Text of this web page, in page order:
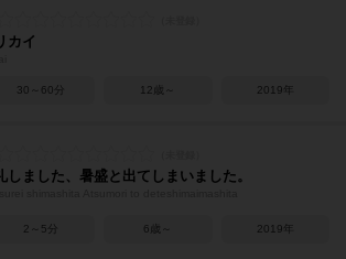
カイ
30～60分 12歳～ 2019年
しました、暑盛と出てしまいました。
2～5分 6歳～ 2019年